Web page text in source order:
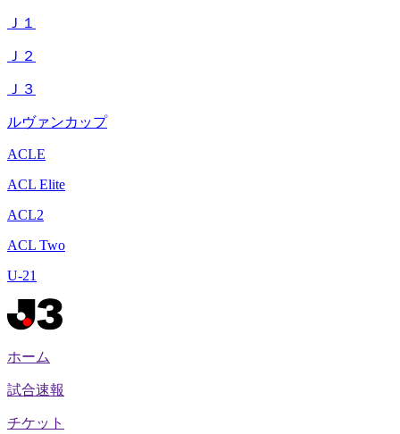
Ｊ１
Ｊ２
Ｊ３
ルヴァンカップ
ACLE
ACL Elite
ACL2
ACL Two
U-21
ホーム
試合速報
チケット